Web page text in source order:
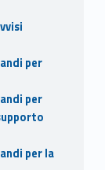
per
per
per la